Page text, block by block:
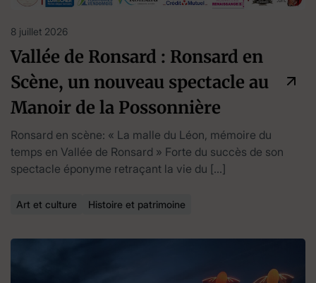
8 juillet 2026
Vallée de Ronsard : Ronsard en
Scène, un nouveau spectacle au
Manoir de la Possonnière
Ronsard en scène: « La malle du Léon, mémoire du
temps en Vallée de Ronsard » Forte du succès de son
spectacle éponyme retraçant la vie du […]
Art et culture Histoire et patrimoine